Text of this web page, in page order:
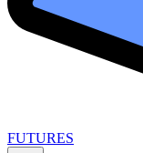
FUTURES